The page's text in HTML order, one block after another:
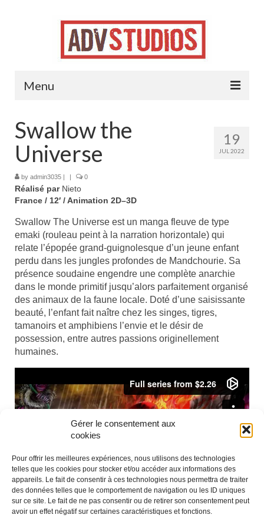
Gérer le consentement aux
cookies
Pour offrir les meilleures expériences, nous utilisons des technologies
telles que les cookies pour stocker et/ou accéder aux informations des
appareils. Le fait de consentir à ces technologies nous permettra de traiter
des données telles que le comportement de navigation ou les ID uniques
sur ce site. Le fait de ne pas consentir ou de retirer son consentement peut
avoir un effet négatif sur certaines caractéristiques et fonctions.
Menu
Projets
Contact
Jobs !
19
JUL 2022
Swallow the
Universe
by admin3035 | | 0
Réalisé parNieto
France / 12′ / Animation 2D–3D
Swallow The Universe est un manga fleuve de type
emaki (rouleau peint à la narration horizontale) qui
relate l’épopée grand-guignolesque d’un jeune enfant
perdu dans les jungles profondes de Mandchourie. Sa
présence soudaine engendre une complète anarchie
dans le monde primitif jusqu’alors parfaitement organisé
des animaux de la faune locale. Doté d’une saisissante
beauté, l’enfant fait naître chez les singes, tigres,
tamanoirs et amphibiens l’envie et le désir de
possession, entre autres passions originellement
humaines.